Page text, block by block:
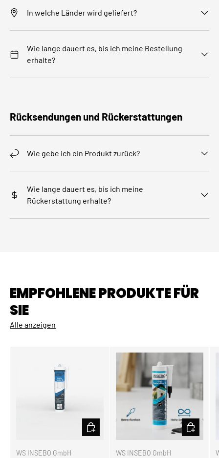
In welche Länder wird geliefert?
Wie lange dauert es, bis ich meine Bestellung
erhalte?
Rücksendungen und Rückerstattungen
Wie gebe ich ein Produkt zurück?
Wie lange dauert es, bis ich meine
Rückerstattung erhalte?
EMPFOHLENE PRODUKTE FÜR
SIE
Alle anzeigen
WS INSEBO GmbH
OPTIONEN AUSWÄHLEN
WS INSEBO GmbH